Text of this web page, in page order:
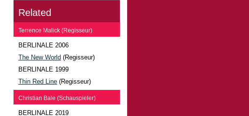
Related
Terrence Malick (Regisseur)
BERLINALE 2006
The New World (Regisseur)
BERLINALE 1999
Thin Red Line (Regisseur)
Christian Bale (Schauspieler)
BERLINALE 2019